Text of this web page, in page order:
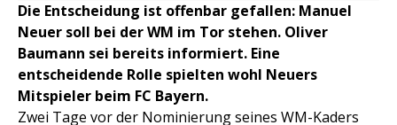
Die Entscheidung ist offenbar gefallen: Manuel
Neuer soll bei der WM im Tor stehen. Oliver
Baumann sei bereits informiert. Eine
entscheidende Rolle spielten wohl Neuers
Mitspieler beim FC Bayern.
Zwei Tage vor der Nominierung seines WM-Kaders